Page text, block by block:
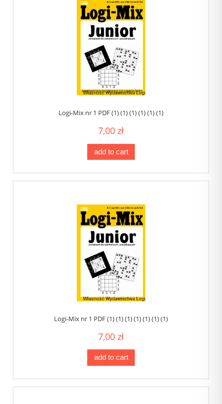
Logi-Mix nr 1 PDF (1) (1) (1) (1) (1) (1)
7,00 zł
add to cart
Logi-Mix nr 1 PDF (1) (1) (1) (1) (1) (1) (1)
7,00 zł
add to cart